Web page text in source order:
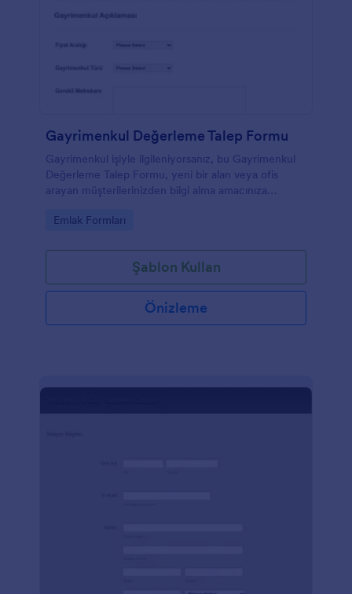
Gayrimenkul Değerleme Talep Formu
Gayrimenkul işiyle ilgileniyorsanız, bu Gayrimenkul
Değerleme Talep Formu, yeni bir alan veya ofis
arayan müşterilerinizden bilgi alma amacınıza
sağlayacakları mülk açıklamasına dayalı olarak
olacaktır. Bu ticari gayrimenkul değerlendirme talep
formu ile birkaç mülk türü sunabilir ve müşterilerinize
kişisel veya ticari kullanımları için en iyi alanı
sunabilirsiniz. Bu form sadece yer kiralamak için
değil, aynı zamanda devlet işletmeleri için sorular
Go to Category:
Emlak Formları
Şablon Kullan
Önizleme